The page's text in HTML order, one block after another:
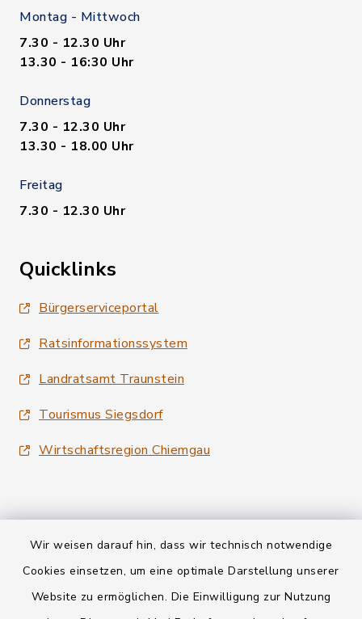
Wir weisen darauf hin, dass wir technisch notwendige
Cookies einsetzen, um eine optimale Darstellung unserer
Website zu ermöglichen. Die Einwilligung zur Nutzung
Montag - Mittwoch
7.30 - 12.30 Uhr
13.30 - 16:30 Uhr
Donnerstag
7.30 - 12.30 Uhr
13.30 - 18.00 Uhr
Freitag
7.30 - 12.30 Uhr
Quicklinks
Bürgerserviceportal
Ratsinformationssystem
Landratsamt Traunstein
Tourismus Siegsdorf
Wirtschaftsregion Chiemgau
Kontakt